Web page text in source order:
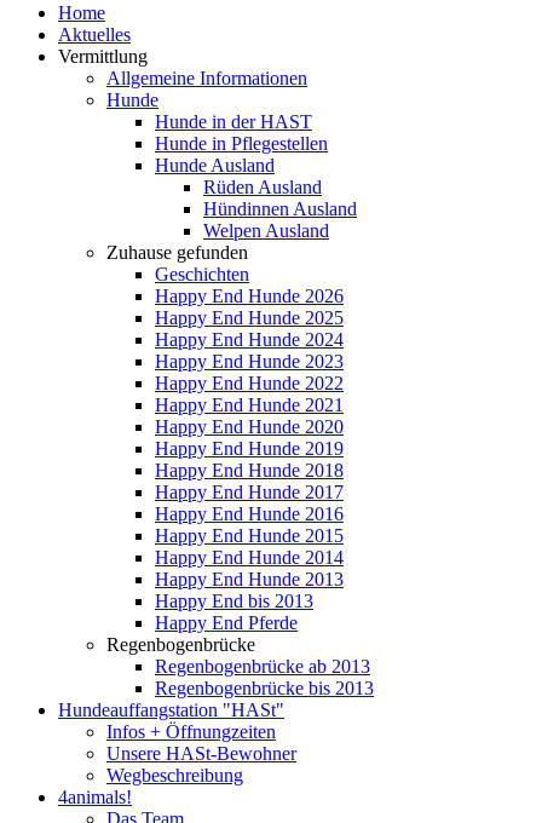
Home
Aktuelles
Vermittlung
Allgemeine Informationen
Hunde
Hunde in der HAST
Hunde in Pflegestellen
Hunde Ausland
Rüden Ausland
Hündinnen Ausland
Welpen Ausland
Zuhause gefunden
Geschichten
Happy End Hunde 2026
Happy End Hunde 2025
Happy End Hunde 2024
Happy End Hunde 2023
Happy End Hunde 2022
Happy End Hunde 2021
Happy End Hunde 2020
Happy End Hunde 2019
Happy End Hunde 2018
Happy End Hunde 2017
Happy End Hunde 2016
Happy End Hunde 2015
Happy End Hunde 2014
Happy End Hunde 2013
Happy End bis 2013
Happy End Pferde
Regenbogenbrücke
Regenbogenbrücke ab 2013
Regenbogenbrücke bis 2013
Hundeauffangstation "HASt"
Infos + Öffnungzeiten
Unsere HASt-Bewohner
Wegbeschreibung
4animals!
Das Team